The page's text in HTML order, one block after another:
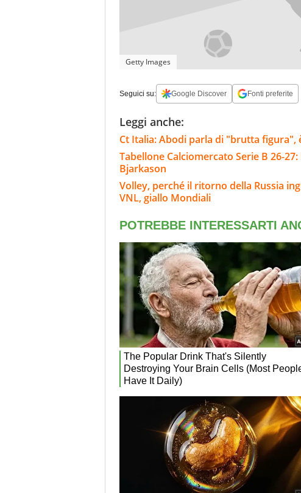
Getty Images
Seguici su: Google Discover Fonti preferite
Leggi anche:
Ct Italia: Abodi parla di "brutta figura",
Tabellone Calciomercato Serie B 26-
Bjarkason
Volley, perché il ritorno della Russia
VNL, giallo Mondiali